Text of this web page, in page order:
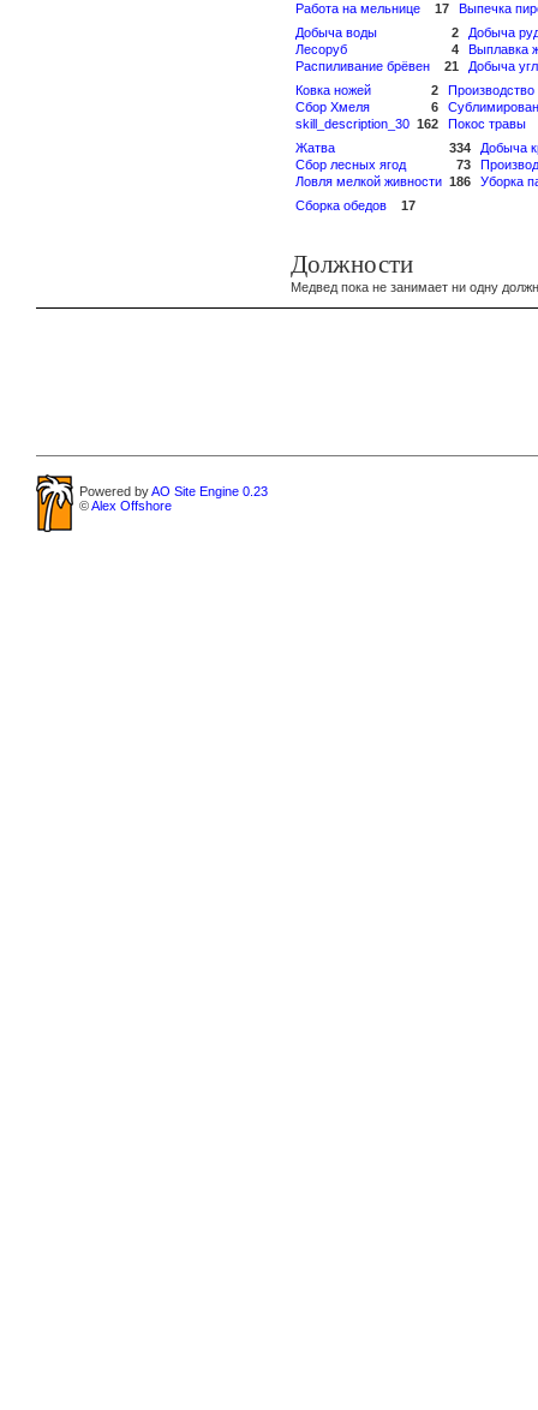
Работа на мельнице
17
Выпечка
Добыча воды
2
Лесоруб
4
Распиливание брёвен
21
Добыча
Выплавка
Добыча
Ковка ножей
2
Сбор Хмеля
6
skill_description_30 162
Производство
Покос травы
Жатва
334
Сбор лесных ягод
73
Ловля мелкой живности 186
Добыча
Уборка
Сборка обедов
17
Должности
Медвед пока не занимает ни одну
Powered byAO Site Engine 0.23
©Alex Offshore